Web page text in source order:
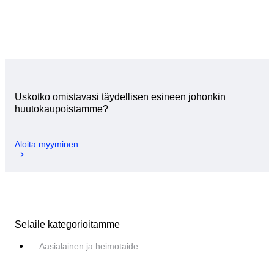
Uskotko omistavasi täydellisen esineen johonkin
huutokaupoistamme?
Aloita myyminen
Selaile kategorioitamme
Aasialainen ja heimotaide